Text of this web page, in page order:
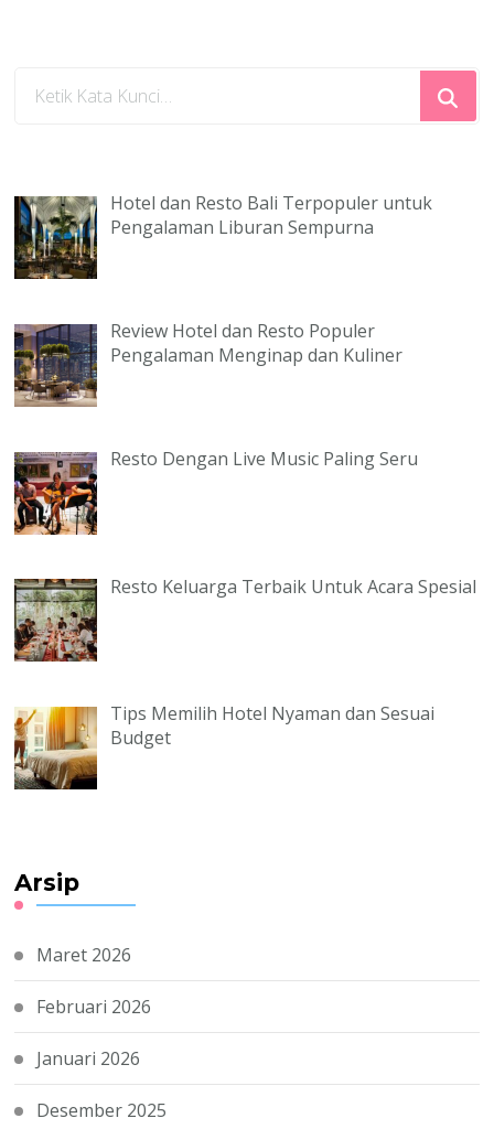
Hotel dan Resto Bali Terpopuler untuk
Pengalaman Liburan Sempurna
Review Hotel dan Resto Populer
Pengalaman Menginap dan Kuliner
Resto Dengan Live Music Paling Seru
Resto Keluarga Terbaik Untuk Acara Spesial
Tips Memilih Hotel Nyaman dan Sesuai
Budget
Arsip
Maret 2026
Februari 2026
Januari 2026
Desember 2025